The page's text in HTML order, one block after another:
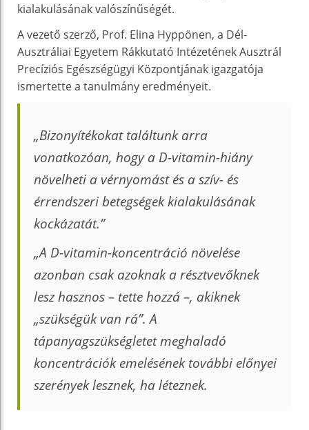
kialakulásának valószínűségét.
A vezető szerző, Prof. Elina Hyppönen, a Dél-
Ausztráliai Egyetem Rákkutató Intézetének Ausztrál
Precíziós Egészségügyi Központjának igazgatója
ismertette a tanulmány eredményeit.
„Bizonyítékokat találtunk arra
vonatkozóan, hogy a D-vitamin-hiány
növelheti a vérnyomást és a szív- és
érrendszeri betegségek kialakulásának
kockázatát.”
„A D-vitamin-koncentráció növelése
azonban csak azoknak a résztvevőknek
lesz hasznos – tette hozzá –, akiknek
„szükségük van rá”. A
tápanyagszükségletet meghaladó
koncentrációk emelésének további előnyei
szerények lesznek, ha léteznek.